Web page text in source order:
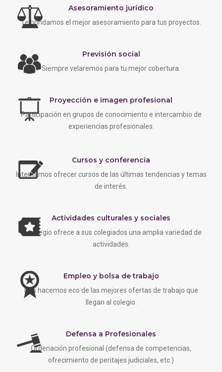
Asesoramiento jurídico
Te brindamos el mejor asesoramiento para tus proyectos.
Previsión social
Siempre velaremos para tu mejor cobertura.
Proyección e imagen profesional
Participación en grupos de conocimiento e intercambio de
experiencias profesionales.
Cursos y conferencia
Intentamos ofrecer cursos de las últimas tendencias y temas
de interés.
Actividades culturales y sociales
EL colegio ofrece a sus colegiados una amplia variedad de
actividades.
Empleo y bolsa de trabajo
Nos hacemos eco de las mejores ofertas de trabajo que
llegan al colegio.
Defensa a Profesionales
Ordenación profesional (defensa de competencias,
ofrecimiento de peritajes judiciales, etc.)